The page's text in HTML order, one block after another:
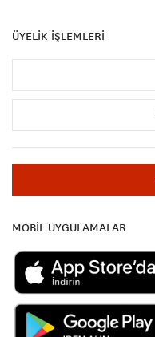
ÜYELİK İŞLEMLERİ
MOBİL UYGULAMALAR